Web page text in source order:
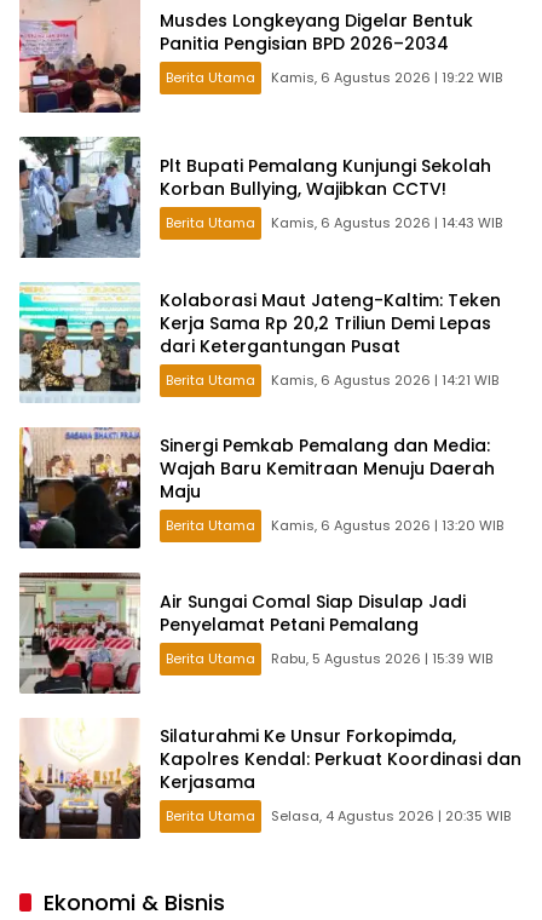
Musdes Longkeyang Digelar Bentuk
Panitia Pengisian BPD 2026–2034
Berita Utama Kamis, 6 Agustus 2026 | 19:22 WIB
Plt Bupati Pemalang Kunjungi Sekolah
Korban Bullying, Wajibkan CCTV!
Berita Utama Kamis, 6 Agustus 2026 | 14:43 WIB
Kolaborasi Maut Jateng-Kaltim: Teken
Kerja Sama Rp 20,2 Triliun Demi Lepas
dari Ketergantungan Pusat
Berita Utama Kamis, 6 Agustus 2026 | 14:21 WIB
Sinergi Pemkab Pemalang dan Media:
Wajah Baru Kemitraan Menuju Daerah
Maju
Berita Utama Kamis, 6 Agustus 2026 | 13:20 WIB
Air Sungai Comal Siap Disulap Jadi
Penyelamat Petani Pemalang
Berita Utama Rabu, 5 Agustus 2026 | 15:39 WIB
Silaturahmi Ke Unsur Forkopimda,
Kapolres Kendal: Perkuat Koordinasi dan
Kerjasama
Berita Utama Selasa, 4 Agustus 2026 | 20:35 WIB
Ekonomi & Bisnis